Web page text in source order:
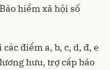
hiểm xã hội số
điểm a, b, c, d, đ, e
hưu, trợ cấp bảo